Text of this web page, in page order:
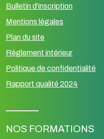
Bulletin d'inscription
Mentions légales
Plan du site
Règlement intérieur
Politique de confidentialité
Rapport qualité 2024
NOS FORMATIONS